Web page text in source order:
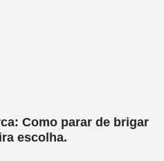
Como parar de brigar
escolha.